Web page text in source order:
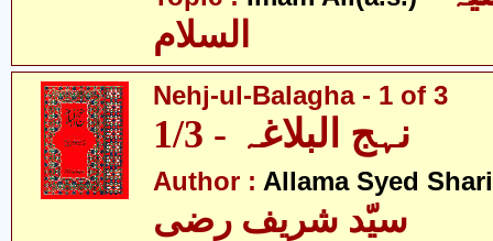
Nehj-ul-Balagha - 1 of 3
نہج البلاغہ - 1/3
Author : Allama Syed
سیّد شریف رضی